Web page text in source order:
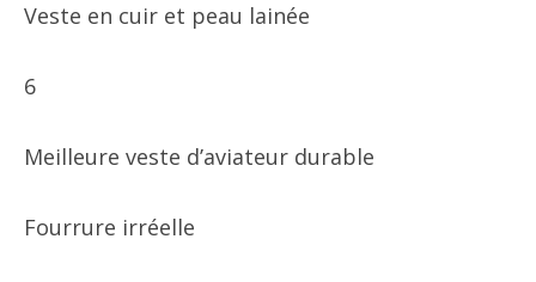
Veste en cuir et peau lainée
6
Meilleure veste d’aviateur durable
Fourrure irréelle